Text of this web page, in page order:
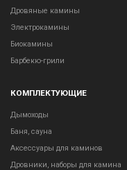
Дровяные камины
Электрокамины
Биокамины
Барбекю-грили
КОМПЛЕКТУЮЩИЕ
Дымоходы
Баня, сауна
Аксессуары для каминов
Дровники, наборы для камина